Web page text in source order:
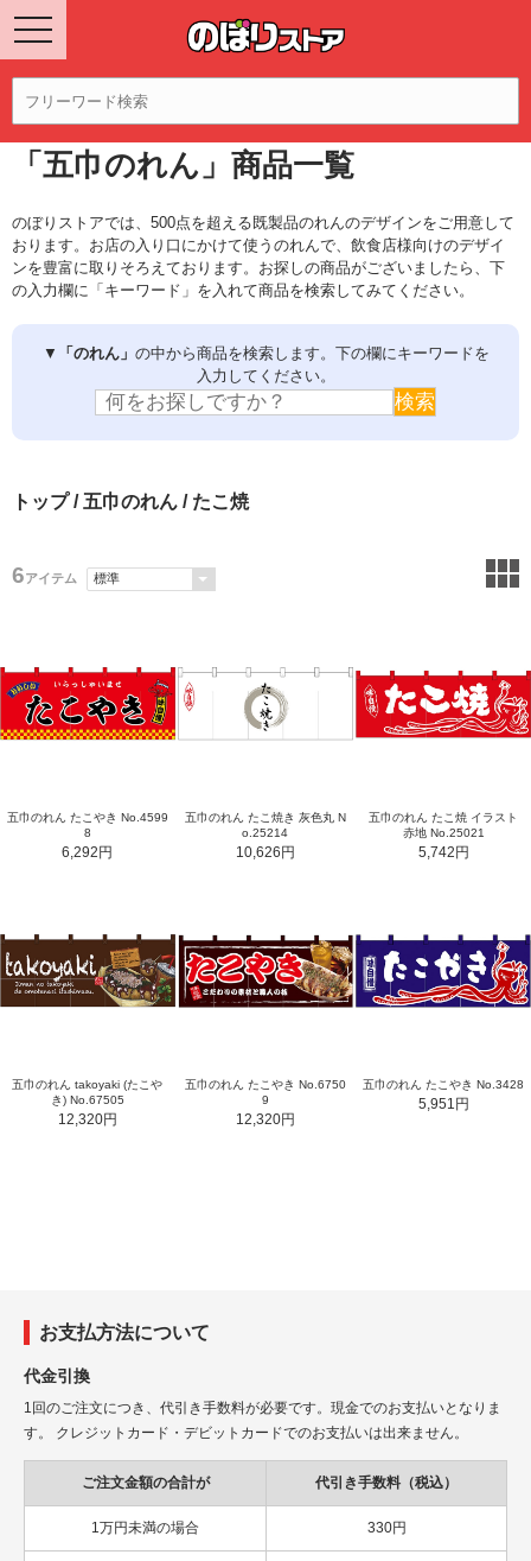
「五巾のれん」商品一覧
のぼりストアでは、500点を超える既製品のれんのデザインをご用意して
おります。お店の入り口にかけて使うのれんで、飲食店様向けのデザイ
ンを豊富に取りそろえております。お探しの商品がございましたら、下
の入力欄に「キーワード」を入れて商品を検索してみてください。
▼ 「のれん」 の中から商品を検索します。下の欄にキーワードを
入力してください。
トップ/ 五巾のれん / たこ焼
6アイテム
五巾のれん たこやき No.4599
8
6,292円
五巾のれん たこ焼き 灰色丸 N
o.25214
10,626円
五巾のれん たこ焼 イラスト
赤地 No.25021
5,742円
五巾のれん takoyaki (たこや
き) No.67505
12,320円
五巾のれん たこやき No.6750
9
12,320円
五巾のれん たこやき No.3428
5,951円
お支払方法について
代金引換
1回のご注文につき、代引き手数料が必要です。現金でのお支払いとなりま
す。 クレジットカード・デビットカードでのお支払いは出来ません。
ご注文金額の合計が 代引き手数料（税込）
1万円未満の場合 330円